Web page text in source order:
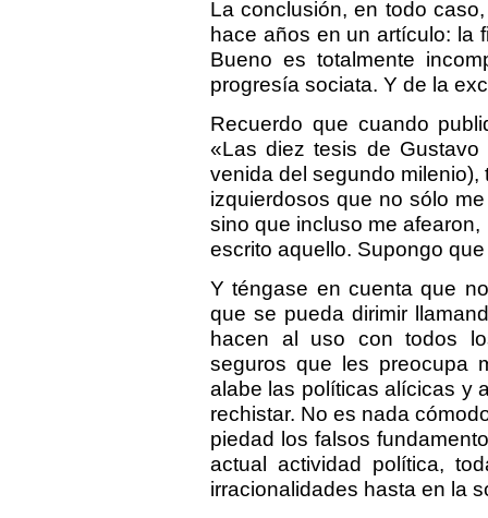
La conclusión, en todo
hace años en un artículo: la
Bueno es totalmente
progresía sociata. Y de la
Recuerdo que cuando
«Las diez tesis de
venida del segundo
izquierdosos que no sólo
sino que incluso me
escrito aquello. Supongo
Y téngase en cuenta que
que se pueda dirimir
hacen al uso con todos
seguros que les preocupa
alabe las políticas alícicas y
rechistar. No es nada
piedad los falsos
actual actividad política,
irracionalidades hasta en la